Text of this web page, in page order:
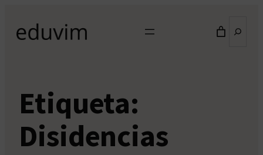
contenido
Etiqueta:
Disidencias